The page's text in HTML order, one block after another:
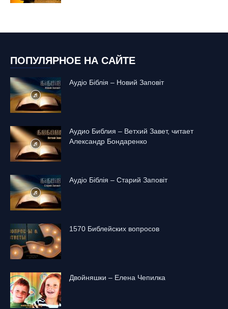
ПОПУЛЯРНОЕ НА САЙТЕ
Аудіо Біблія – Новий Заповіт
Аудио Библия – Ветхий Завет, читает
Александр Бондаренко
Аудіо Біблія – Старий Заповіт
1570 Библейских вопросов
Двойняшки – Елена Чепилка